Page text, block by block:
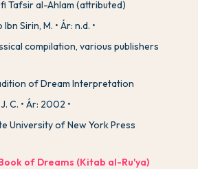
Tafsir al-Ahlam (attributed)
Sirin, M.
Ár: n.d.
compilation, various publishers
of Dream Interpretation
C.
Ár: 2002
University of New York Press
of Dreams (Kitab al-Ru'ya)